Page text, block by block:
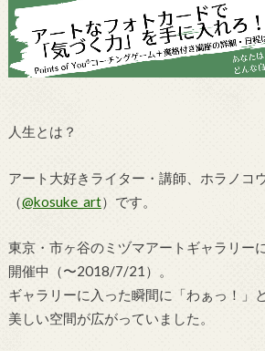
人生とは？
アート大好きライター・講師、ホラノコ
（@kosuke_art）です。
東京・市ヶ谷のミヅマアートギャラリー
開催中（〜2018/7/21）。
ギャラリーに入った瞬間に「わぁっ！」
美しい空間が広がっていました。